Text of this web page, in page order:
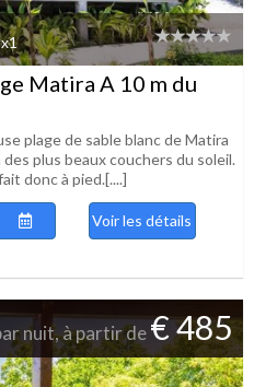
x1
Matira A 10 m du
plage de sable blanc de Matira
plus beaux couchers du soleil.
donc à pied.[....]
Voir les détails
nuit, à partir de€ 485